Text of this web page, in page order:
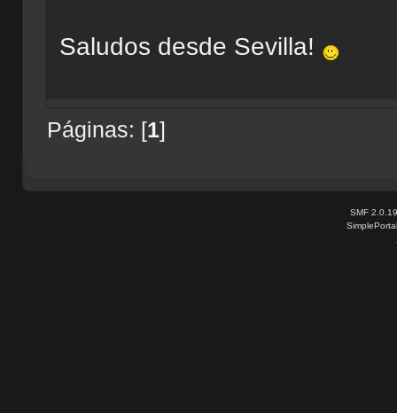
Saludos desde Sevilla!
Páginas: [1]
SMF 2.0.19